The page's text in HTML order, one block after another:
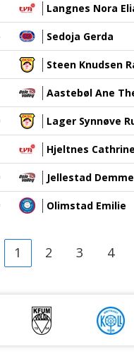
Langnes Nora
Sedoja Gerda
Steen Knudsen
Aastebøl Ane
Lager Synnøve
Hjeltnes
Jellestad
Olimstad Emilie
1 2 3 4